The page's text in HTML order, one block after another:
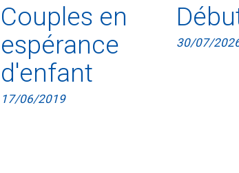
Couples en
espérance
d'enfant
17/06/2019
30/07/